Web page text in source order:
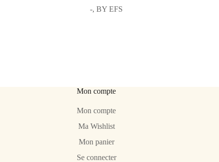
-, BY EFS
Mon compte
Mon compte
Ma Wishlist
Mon panier
Se connecter